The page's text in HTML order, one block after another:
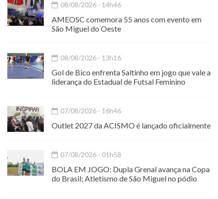
08/08/2026 - 14h46
AMEOSC comemora 55 anos com evento em
São Miguel do Oeste
08/08/2026 - 13h16
Gol de Bico enfrenta Saltinho em jogo que vale a
liderança do Estadual de Futsal Feminino
07/08/2026 - 16h46
Outlet 2027 da ACISMO é lançado oficialmente
07/08/2026 - 01h58
BOLA EM JOGO: Dupla Grenal avança na Copa
do Brasil; Atletismo de São Miguel no pódio